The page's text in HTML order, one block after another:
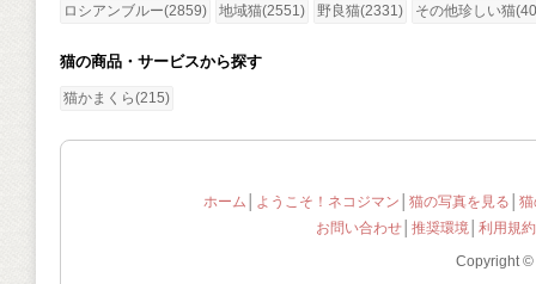
ロシアンブルー(2859)
地域猫(2551) 野良猫(2331) その他珍しい猫
猫の商品・サービスから探す
猫かまくら(215)
ホーム ようこそ！ネコジマン │猫の写真を見る │
お問い合わせ 推奨環境
利用規約
Copyright ©